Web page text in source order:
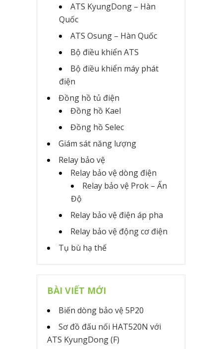
ATS KyungDong – Hàn
Quốc
ATS Osung – Hàn Quốc
Bộ điều khiển ATS
Bộ điều khiển máy phát
điện
Đồng hồ tủ điện
Đồng hồ Kael
Đồng hồ Selec
Giám sát năng lượng
Relay bảo vệ
Relay bảo vệ dòng điện
Relay bảo vệ Prok – Ấn
Độ
Relay bảo vệ điện áp pha
Relay bảo vệ động cơ điện
Tụ bù hạ thế
BÀI VIẾT MỚI
Biến dòng bảo vệ 5P20
Sơ đồ đấu nối HAT520N với
ATS KyungDong (F)